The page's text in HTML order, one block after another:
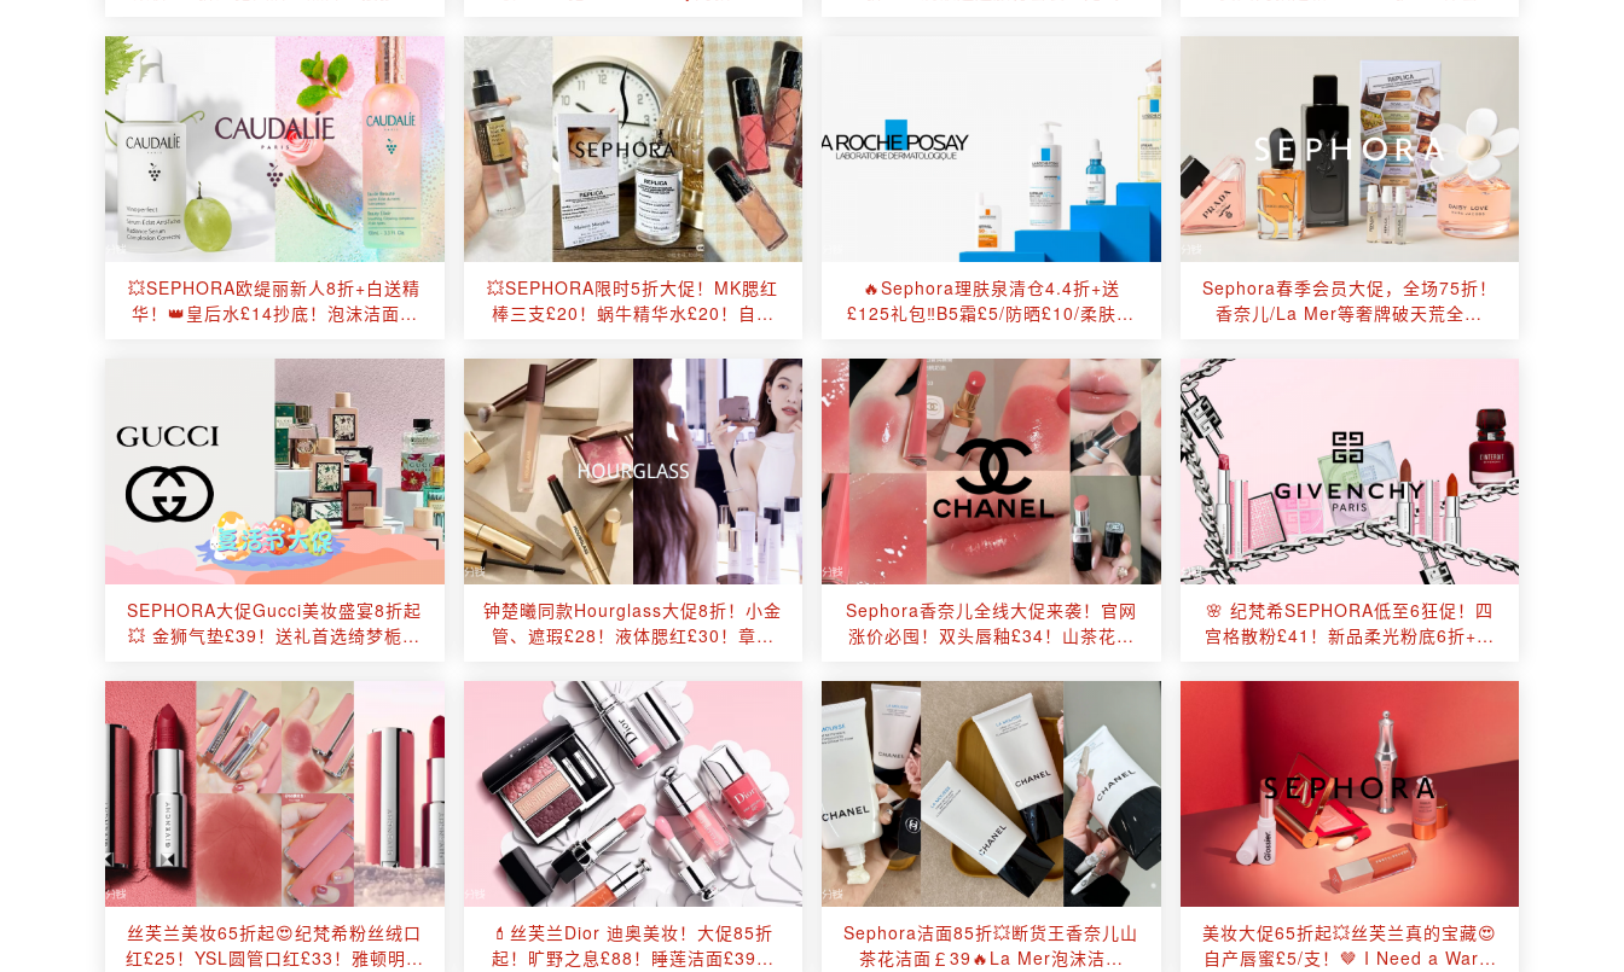
💥SEPHORA欧缇丽新人8折+白送精
华！👑皇后水£14抄底！泡沫洁面买
💥SEPHORA限时5折大促！MK腮红
棒三支£20！蜗牛精华水£20！自营
🔥Sephora理肤泉清仓4.4折+送
£125礼包‼️B5霜£5/防晒£10/柔肤水
Sephora春季会员大促，全场75折！
香奈儿/La Mer等奢牌破天荒全参
SEPHORA大促Gucci美妆盛宴8折起
💥 金狮气垫£39！送礼首选绮梦栀子
钟楚曦同款Hourglass大促8折！小金
管、遮瑕£28！液体腮红£30！章小
Sephora香奈儿全线大促来袭！官网
涨价必囤！双头唇釉£34！山茶花洁
🌸 纪梵希SEPHORA低至6狂促！四
宫格散粉£41！新品柔光粉底6折+养
丝芙兰美妆65折起😍纪梵希粉丝绒口
红£25！YSL圆管口红£33！雅顿明星
💄丝芙兰Dior 迪奥美妆！大促85折
起！旷野之息£88！睡莲洁面£39！
Sephora洁面85折💥断货王香奈儿山
茶花洁面￡39🔥La Mer泡沫洁面
美妆大促65折起💥丝芙兰真的宝藏😍
自产唇蜜£5/支！🤎 I Need a Warm